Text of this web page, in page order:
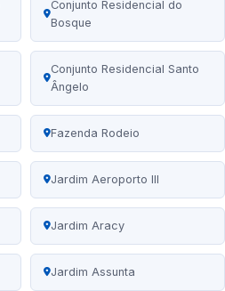
Conjunto Residencial do
Bosque
Conjunto Residencial Santo
Ângelo
Fazenda Rodeio
Jardim Aeroporto III
Jardim Aracy
Jardim Assunta